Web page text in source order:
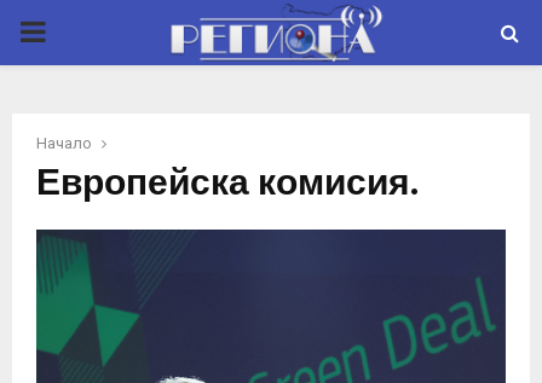
P
M
A
R
Начало
Европейска комисия.